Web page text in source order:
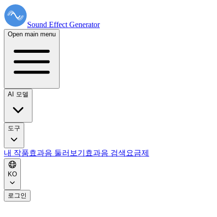
Sound Effect Generator
Open main menu
AI 모델
도구
내 작품효과음 둘러보기 효과음 검색 요금제
KO
로그인